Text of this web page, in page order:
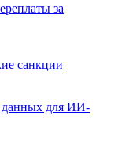
за
санкции
данных для ИИ-